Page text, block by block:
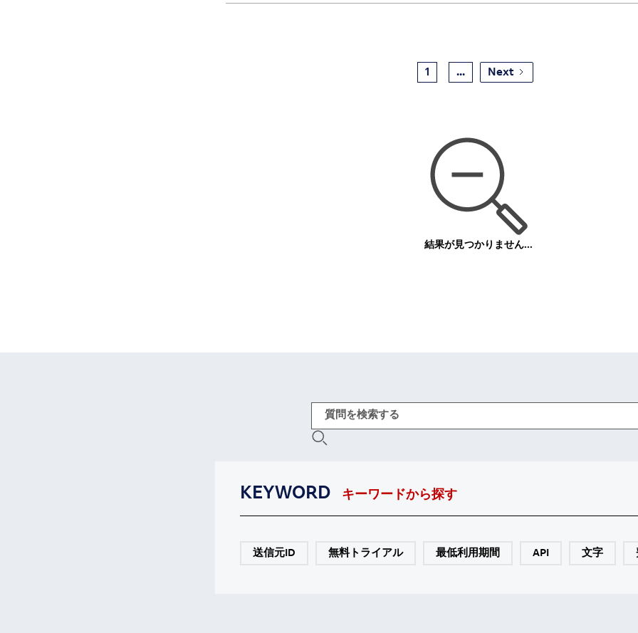
1 ... Next
結果が見つかりません...
KEYWORD キーワードから探す
送信元ID 無料トライアル 最低利用期間 API 文字